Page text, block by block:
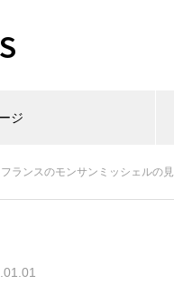
ジ
フランスのモンサンミッシェルの